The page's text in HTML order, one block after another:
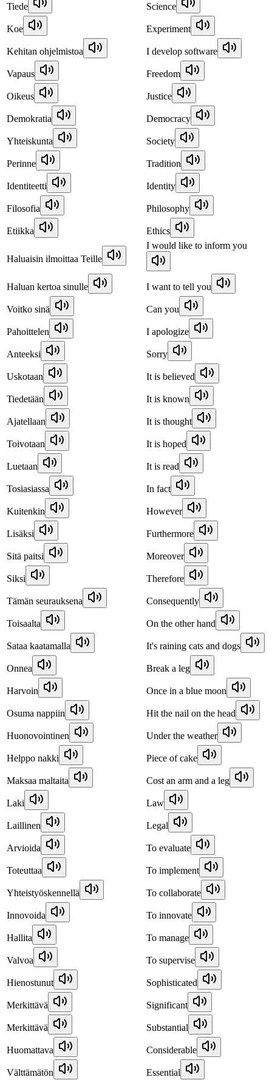
Tiede Science
Koe Experiment
Kehitan ohjelmistoa I develop software
Vapaus Freedom
Oikeus Justice
Demokratia Democracy
Yhteiskunta Society
Perinne Tradition
Identiteetti Identity
Filosofia Philosophy
Etiikka Ethics
Haluaisin ilmoittaa Teille
I would like to inform you
Haluan kertoa sinulle I want to tell you
Voitko sinä Can you
Pahoittelen I apologize
Anteeksi Sorry
Uskotaan It is believed
Tiedetään It is known
Ajatellaan It is thought
Toivotaan It is hoped
Luetaan It is read
Tosiasiassa In fact
Kuitenkin However
Lisäksi Furthermore
Sitä paitsi Moreover
Siksi Therefore
Tämän seurauksena Consequently
Toisaalta On the other hand
Sataa kaatamalla It's raining cats and dogs
Onnea Break a leg
Harvoin Once in a blue moon
Osuma nappiin Hit the nail on the head
Huonovointinen Under the weather
Helppo nakki Piece of cake
Maksaa maltaita Cost an arm and a leg
Laki Law
Laillinen Legal
Arvioida To evaluate
Toteuttaa To implement
Yhteistyöskennellä To collaborate
Innovoida To innovate
Hallita To manage
Valvoa To supervise
Hienostunut Sophisticated
Merkittävä Significant
Merkittävä Substantial
Huomattava Considerable
Välttämätön Essential